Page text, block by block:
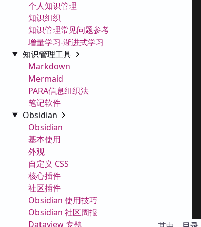
个人知识管理
知识组织
知识管理常见问题参考
增量学习-渐进式学习
知识管理工具
Markdown
Mermaid
PARA信息组织法
笔记软件
Obsidian
Obsidian
基本使用
外观
自定义 CSS
核心插件
社区插件
Obsidian 使用技巧
Obsidian 社区周报
Dataview 专题